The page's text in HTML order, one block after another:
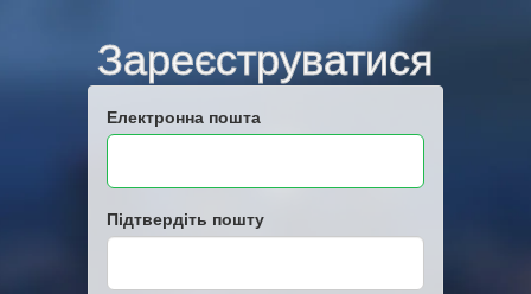
Зареєструватися
Електронна пошта
Підтвердіть пошту